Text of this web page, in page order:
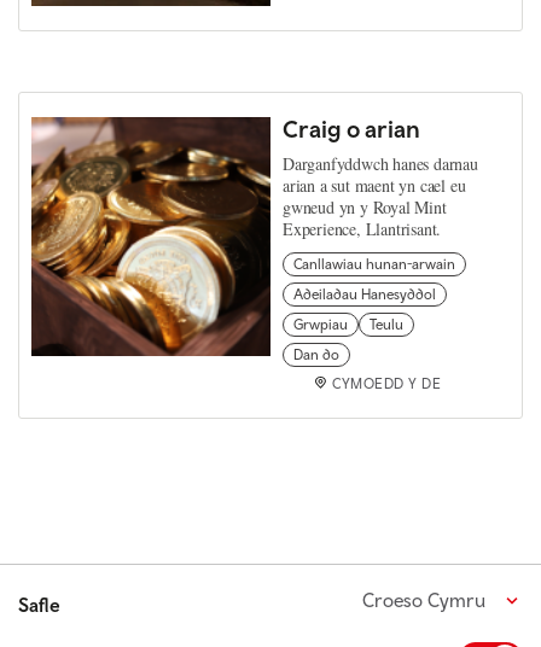
Craig o arian
Darganfyddwch hanes darnau
arian a sut maent yn cael eu
gwneud yn y Royal Mint
Experience, Llantrisant.
Canllawiau hunan-arwain
Adeiladau Hanesyddol
Grwpiau
Teulu
Dan do
CYMOEDD Y DE
Safle Croeso Cymru